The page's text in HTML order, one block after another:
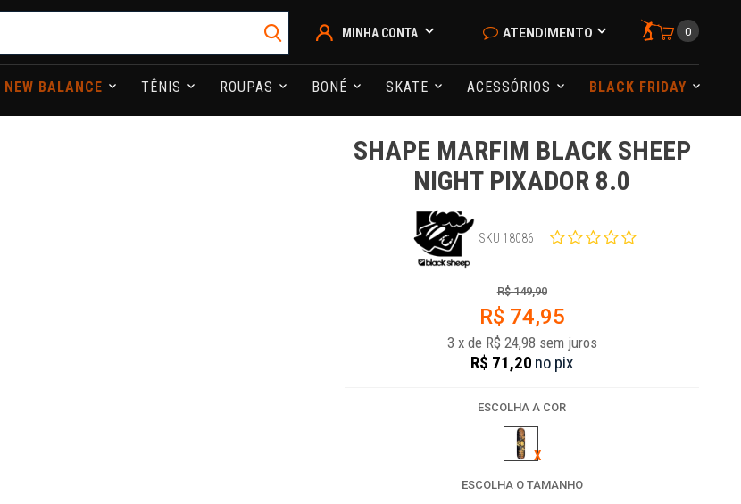
MINHA CONTA ATENDIMENTO 0
NEW BALANCE TÊNIS ROUPAS BONÉ SKATE ACESSÓRIOS BLACK FRIDAY
SHAPE MARFIM BLACK SHEEP
NIGHT PIXADOR 8.0
SKU 18086
R$ 149,90
R$ 74,95
3 x de R$ 24,98 sem juros
R$ 71,20 no pix
ESCOLHA A COR
ESCOLHA O TAMANHO